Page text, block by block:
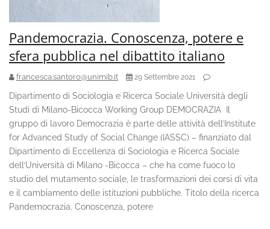
Pandemocrazia. Conoscenza, potere e
sfera pubblica nel dibattito italiano
francesca.santoro@unimib.it 29 Settembre 2021
Dipartimento di Sociologia e Ricerca Sociale Università degli
Studi di Milano-Bicocca Working Group DEMOCRAZIA Il
gruppo di lavoro Democrazia è parte delle attività dell’Institute
for Advanced Study of Social Change (IASSC) – finanziato dal
Dipartimento di Eccellenza di Sociologia e Ricerca Sociale
dell’Università di Milano -Bicocca – che ha come fuoco lo
studio del mutamento sociale, le trasformazioni dei corsi di vita
e il cambiamento delle istituzioni pubbliche. Titolo della ricerca
Pandemocrazia. Conoscenza, potere